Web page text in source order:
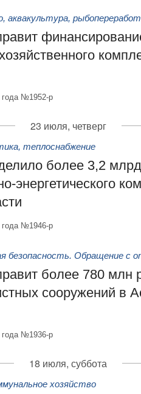
аквакультура,
года №1952-р
23 июля, четверг
теплоснабжение
более 3,2
энергетического
года №1946-р
безопасность. Обращение с
более 780 млн
сооружений в
года №1936-р
18 июля, суббота
хозяйство